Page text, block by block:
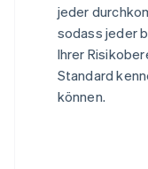
jeder
sodass jeder
Ihrer
Standard
können.